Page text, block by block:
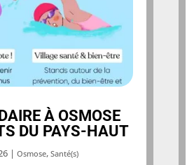
À OSMOSE
DU PAYS-HAUT
|Osmose,Santé(s)